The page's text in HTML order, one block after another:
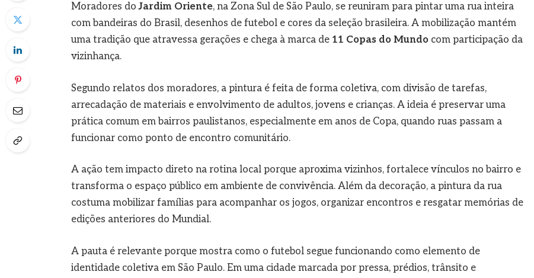
Moradores doJardim Oriente, na Zona Sul de São Paulo, se reuniram para pintar uma rua inteira
com bandeiras do Brasil, desenhos de futebol e cores da seleção brasileira. A mobilização mantém
uma tradição que atravessa gerações e chega à marca de 11 Copas do Mundocom participação da
vizinhança.
Segundo relatos dos moradores, a pintura é feita de forma coletiva, com divisão de tarefas,
arrecadação de materiais e envolvimento de adultos, jovens e crianças. A ideia é preservar uma
prática comum em bairros paulistanos, especialmente em anos de Copa, quando ruas passam a
funcionar como ponto de encontro comunitário.
A ação tem impacto direto na rotina local porque aproxima vizinhos, fortalece vínculos no bairro e
transforma o espaço público em ambiente de convivência. Além da decoração, a pintura da rua
costuma mobilizar famílias para acompanhar os jogos, organizar encontros e resgatar memórias de
edições anteriores do Mundial.
A pauta é relevante porque mostra como o futebol segue funcionando como elemento de
identidade coletiva em São Paulo. Em uma cidade marcada por pressa, prédios, trânsito e